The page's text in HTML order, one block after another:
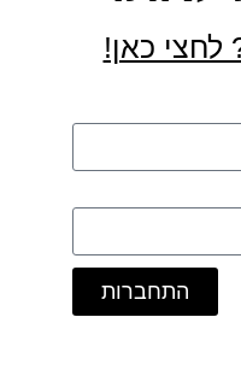
כאן!
התחברות